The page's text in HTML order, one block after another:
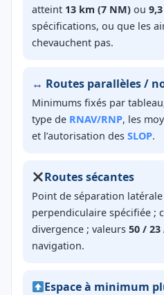
atteint 13 km (7 NM) ou
spécifications, ou que les
chevauchent pas.
↔️ Routes parallèles /
Minimums fixés par
type de RNAV/RNP, les
et l’autorisation des SLOP.
Routes sécantes
Point de séparation
perpendiculaire spécifiée ;
divergence ; valeurs 50 / 23
navigation.
Espace à minimum